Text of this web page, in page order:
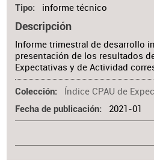
Tipo informe técnico
Descripción
Informe trimestral de desarrollo
presentación de los resultados
Expectativas y de Actividad
Colección Índice CPAU de
Fecha de publicación 2021-01